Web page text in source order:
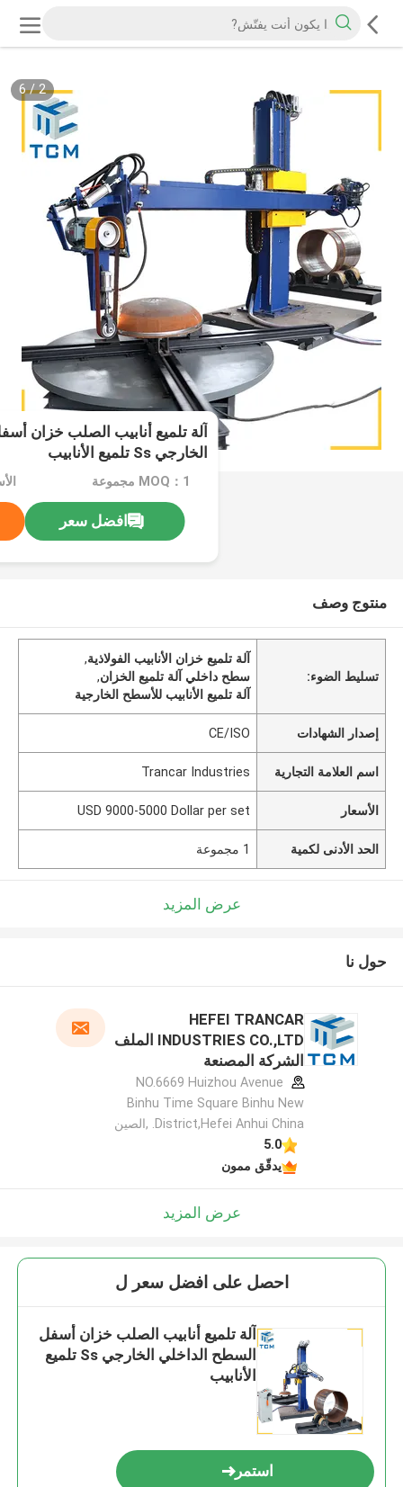
2
/
6
آلة تلميع أنابيب الصلب خزان
الخارجي Ss تلميع الأنابيب
MOQ：1 مجموعة
افضل سعر
منتوج وصف
تسليط الضوء:
آلة تلميع خزان الأنابيب الفولاذية,
سطح داخلي آلة تلميع الخزان,
آلة تلميع الأنابيب للأسطح الخارجية
إصدار الشهادات CE/ISO
اسم العلامة التجارية Trancar Industries
الأسعار USD 9000-5000 Dollar per set
الحد الأدنى لكمية 1 مجموعة
عرض المزيد
حول نا
HEFEI TRANCAR
INDUSTRIES CO.,LTD الملف
الشركة المصنعة
NO.6669 Huizhou Avenue
Binhu Time Square Binhu New
District,Hefei Anhui China. ,الصين
5.0
يدقّق ممون
عرض المزيد
احصل على افضل سعر ل
آلة تلميع أنابيب الصلب خزان أسفل
السطح الداخلي الخارجي Ss تلميع
الأنابيب
استمر